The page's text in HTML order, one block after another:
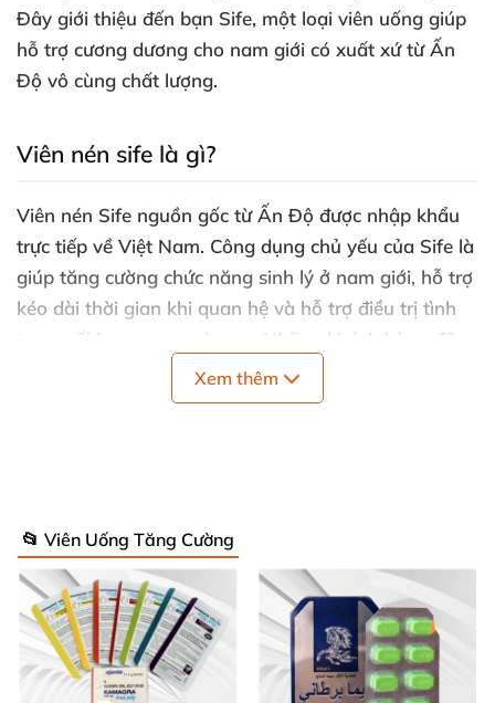
Đây giới thiệu đến bạn Sife, một loại viên uống giúp
hỗ trợ cương dương cho nam giới có xuất xứ từ Ấn
Độ vô cùng chất lượng.
Viên nén sife là gì?
Viên nén Sife nguồn gốc từ Ấn Độ được nhập khẩu
trực tiếp về Việt Nam. Công dụng chủ yếu của Sife là
giúp tăng cường chức năng sinh lý ở nam giới, hỗ trợ
kéo dài thời gian khi quan hệ và hỗ trợ điều trị tình
trạng rối loạn cương dương
Những khách hàng
đã
sử dụng đều đánh giá cao về độ hiệu quả
của sản phẩm này.
Xem thêm
📂 Viên Uống Tăng Cường